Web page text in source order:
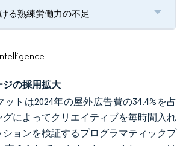
る熟練労働力の不足
ジの採用拡大
トは2024年の屋外広告費の34.4%を占
によってクリエイティブを毎時間入れ
ョンを検証するプログラマティックプ